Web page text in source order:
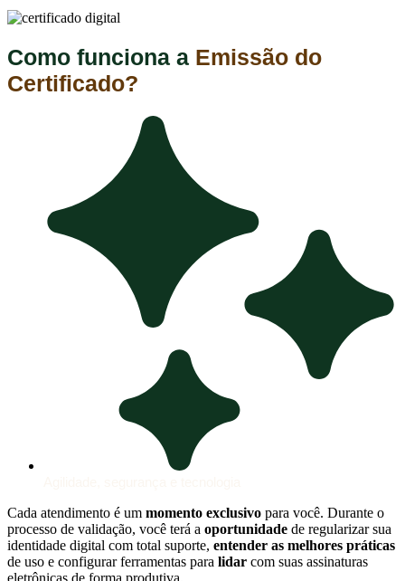
Como funciona a Emissão do
Certificado?
Cada atendimento é um momento exclusivo para você. Durante o
processo de validação, você terá a oportunidade de regularizar sua
identidade digital com total suporte, entender as melhores práticas
de uso e configurar ferramentas para lidar com suas assinaturas